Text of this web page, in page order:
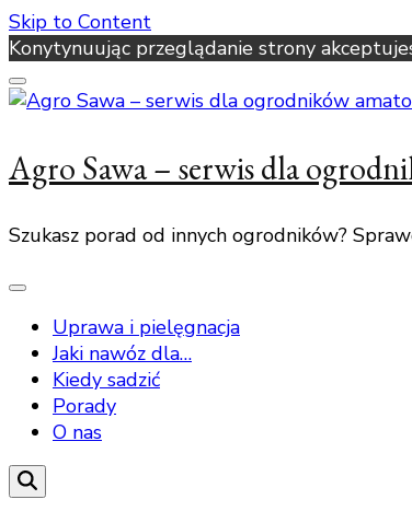
Skip to Content
Konytynuując przeglądanie strony
Agro Sawa – serwis dla
Szukasz porad od innych ogrodników?
Uprawa i pielęgnacja
Jaki nawóz dla…
Kiedy sadzić
Porady
O nas